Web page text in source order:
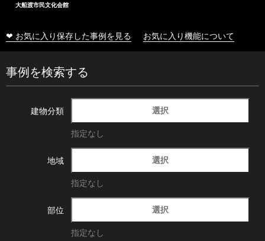
大船渡市民文化会館
❤ お気に入り保存した事例を見る お気に入り機能について
事例を検索する
建物分類 選択
指定なし
地域 選択
指定なし
部位 選択
指定なし